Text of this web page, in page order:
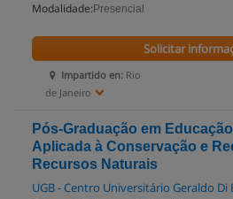
Modalidade: Presencial
Impartido en: Rio
de Janeiro
Solicitar
Pós-Graduação em
Aplicada à Conservação e
Recursos Naturais
UGB - Centro Universitário Geraldo Di